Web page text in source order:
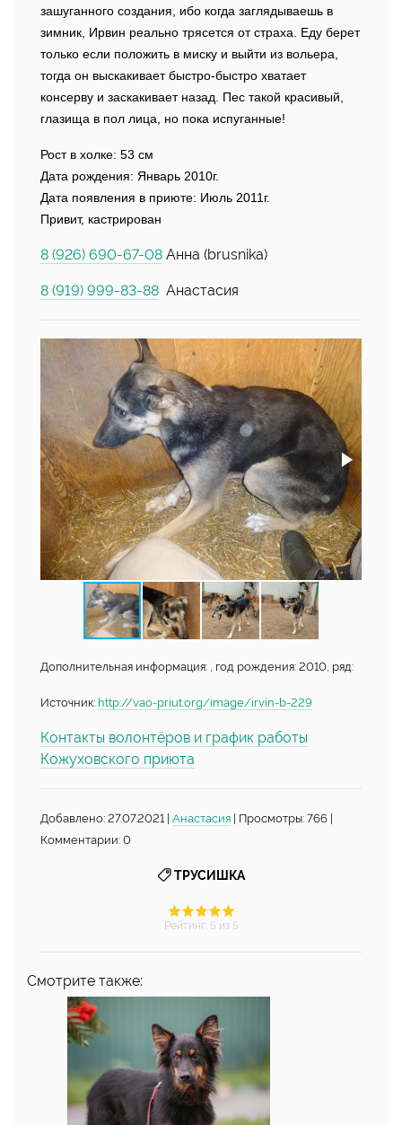
зашуганного создания, ибо когда заглядываешь в
зимник, Ирвин реально трясется от страха. Еду берет
только если положить в миску и выйти из вольера,
тогда он выскакивает быстро-быстро хватает
консерву и заскакивает назад. Пес такой красивый,
глазища в пол лица, но пока испуганные!
Рост в холке: 53 см
Дата рождения: Январь 2010г.
Дата появления в приюте: Июль 2011г.
Привит, кастрирован
8 (926) 690-67-08 Анна (brusnika)
8 (919) 999-83-88 Анастасия
Дополнительная информация: , год рождения: 2010, ряд:
Источник: http://vao-priut.org/image/irvin-b-229
Контакты волонтёров и график работы
Кожуховского приюта
Добавлено: 27.07.2021 | Анастасия | Просмотры: 766 |
Комментарии: 0
ТРУСИШКА
Рейтинг: 5 из 5
Смотрите также: